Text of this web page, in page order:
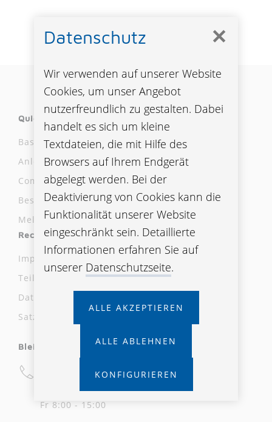
Quicklinks
Basisinformationsblätter
Anlegerinformationen/Fondsinfos
Compliance Meldestelle
Beschwerdestelle
Meldung laut Hinweisgeber:innenschutzgesetz
Rechtliche Hinweise
Impressum
Teilnahmebedingungen
Datenschutz
Satzung und AVB
Bleiben wir in Kontakt
Mo-Do 8:00 - 17:00
Fr 8:00 - 15:00
✕
Datenschutz
Wir verwenden auf unserer Website
Cookies, um unser Angebot
nutzerfreundlich zu gestalten. Dabei
handelt es sich um kleine
Textdateien, die mit Hilfe des
Browsers auf Ihrem Endgerät
abgelegt werden. Bei der
Deaktivierung von Cookies kann die
Funktionalität unserer Website
eingeschränkt sein. Detaillierte
Informationen erfahren Sie auf
unserer Datenschutzseite.
ALLE AKZEPTIEREN
ALLE ABLEHNEN
KONFIGURIEREN